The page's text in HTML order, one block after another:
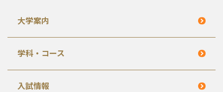
大学案内
学科・コース
入試情報